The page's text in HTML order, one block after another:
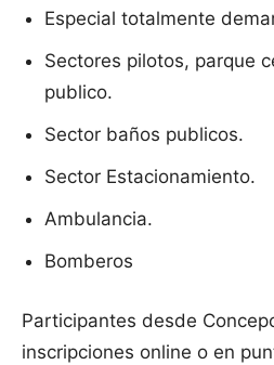
Especial totalmente
Sectores pilotos, parque
publico.
Sector baños publicos.
Sector Estacionamiento.
Ambulancia.
Bomberos
Participantes desde
inscripciones online o en